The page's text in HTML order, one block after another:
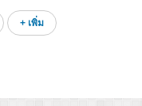
+ เพิ่ม